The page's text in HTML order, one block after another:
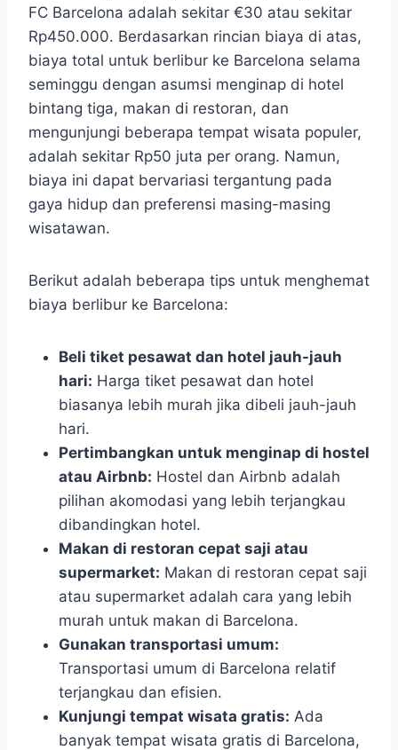
FC Barcelona adalah sekitar €30 atau sekitar
Rp450.000. Berdasarkan rincian biaya di atas,
biaya total untuk berlibur ke Barcelona selama
seminggu dengan asumsi menginap di hotel
bintang tiga, makan di restoran, dan
mengunjungi beberapa tempat wisata populer,
adalah sekitar Rp50 juta per orang. Namun,
biaya ini dapat bervariasi tergantung pada
gaya hidup dan preferensi masing-masing
wisatawan.
Berikut adalah beberapa tips untuk menghemat
biaya berlibur ke Barcelona:
Beli tiket pesawat dan hotel jauh-jauh
hari: Harga tiket pesawat dan hotel
biasanya lebih murah jika dibeli jauh-jauh
hari.
Pertimbangkan untuk menginap di hostel
atau Airbnb: Hostel dan Airbnb adalah
pilihan akomodasi yang lebih terjangkau
dibandingkan hotel.
Makan di restoran cepat saji atau
supermarket: Makan di restoran cepat saji
atau supermarket adalah cara yang lebih
murah untuk makan di Barcelona.
Gunakan transportasi umum:
Transportasi umum di Barcelona relatif
terjangkau dan efisien.
Kunjungi tempat wisata gratis: Ada
banyak tempat wisata gratis di Barcelona,